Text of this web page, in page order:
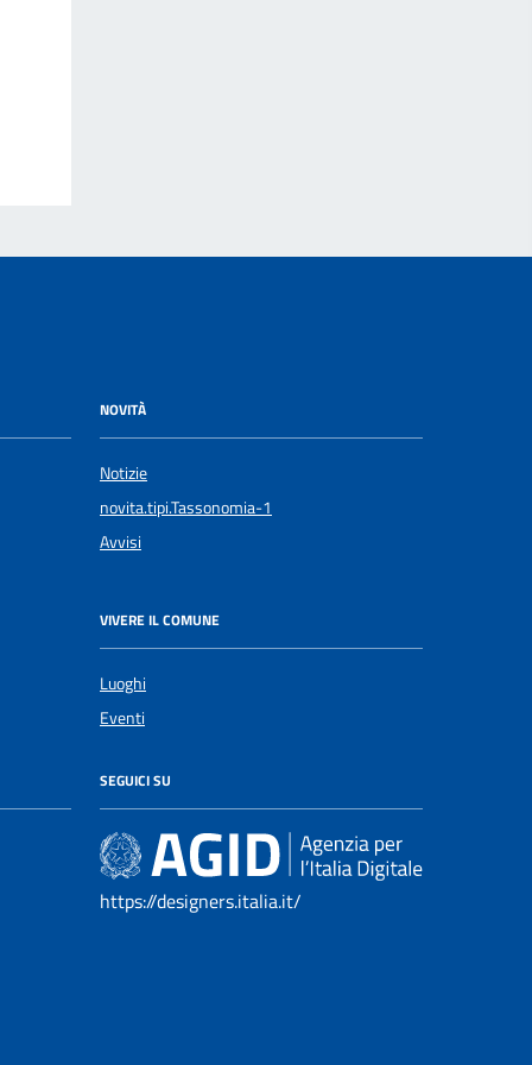
NOVITÀ
Notizie
novita.tipi.Tassonomia-1
Avvisi
VIVERE IL COMUNE
Luoghi
Eventi
SEGUICI SU
https://designers.italia.it/